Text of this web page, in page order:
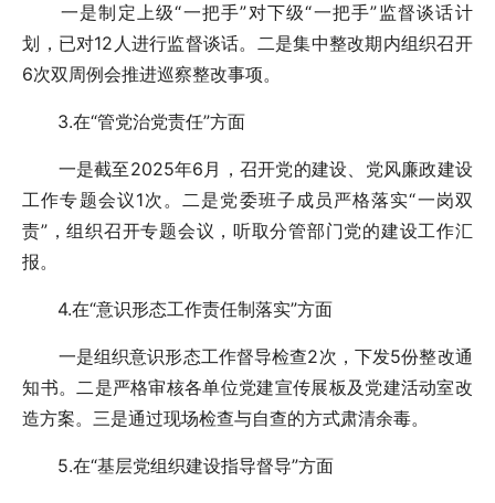
一是制定上级“一把手”对下级“一把手”监督谈话计
划，已对12人进行监督谈话。二是集中整改期内组织召开
6次双周例会推进巡察整改事项。
3.在“管党治党责任”方面
一是截至2025年6月，召开党的建设、党风廉政建设
工作专题会议1次。二是党委班子成员严格落实“一岗双
责”，组织召开专题会议，听取分管部门党的建设工作汇
报。
4.在“意识形态工作责任制落实”方面
一是组织意识形态工作督导检查2次，下发5份整改通
知书。二是严格审核各单位党建宣传展板及党建活动室改
造方案。三是通过现场检查与自查的方式肃清余毒。
5.在“基层党组织建设指导督导”方面